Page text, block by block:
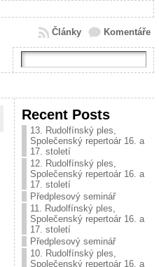
Komentáře
Články
Recent Posts
13. Rudolfínský ples,
Společenský repertoár 16. a
17. století
12. Rudolfínský ples,
Společenský repertoár 16. a
17. století
Předplesový seminář
11. Rudolfínský ples,
Společenský repertoár 16. a
17. století
Předplesový seminář
10. Rudolfínský ples,
Společenský repertoár 16. a